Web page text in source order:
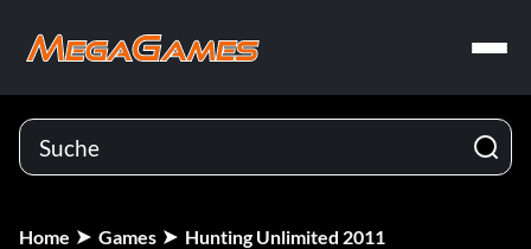
Home Games Hunting Unlimited 2011